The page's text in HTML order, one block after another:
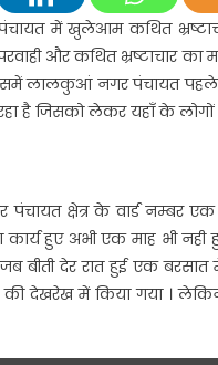
में
खुलेआम
कथित
भ्रष्टाचार
की
में खुलेआम कथित
और कथित भ्रष्टाचार का
लालकुआं नगर पंचायत पहले
है जिसको लेकर यहाँ के लोगों
क्षेत्र के वार्ड नम्बर
कार्य हुए अभी एक माह भी नही
बीती देर रात हुई एक बरसात
की देखरेख में किया गया ।